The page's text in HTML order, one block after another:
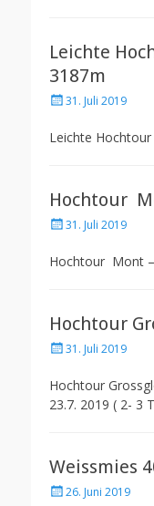
Leichte
3187m
Posted31. Juli 2019
Leichte
Hochtour
Posted31. Juli 2019
Hochtour Mont
Hochtour
Posted31. Juli 2019
Hochtour
23.7. 2019 ( 2- 3
Weissmies
Posted26. Juni 2019